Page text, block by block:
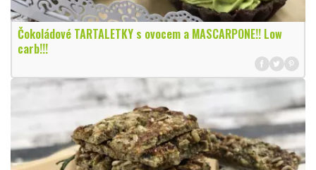
Čokoládové TARTALETKY s ovocem a MASCARPONE!! Low
carb!!!